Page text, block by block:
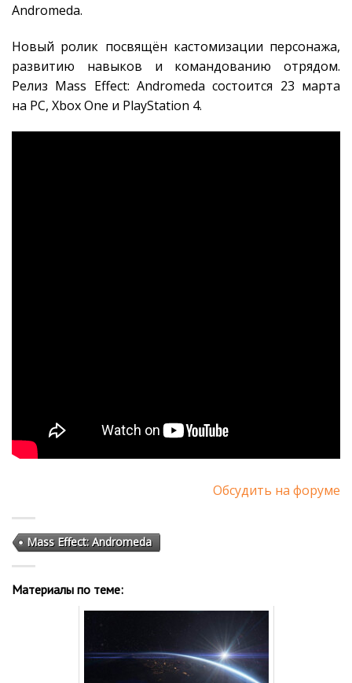
Andromeda.
Новый ролик посвящён кастомизации персонажа,
развитию навыков и командованию отрядом.
Релиз Mass Effect: Andromeda состоится 23 марта
на PC, Xbox One и PlayStation 4.
Обсудить на форуме
Mass Effect: Andromeda
Материалы по теме: